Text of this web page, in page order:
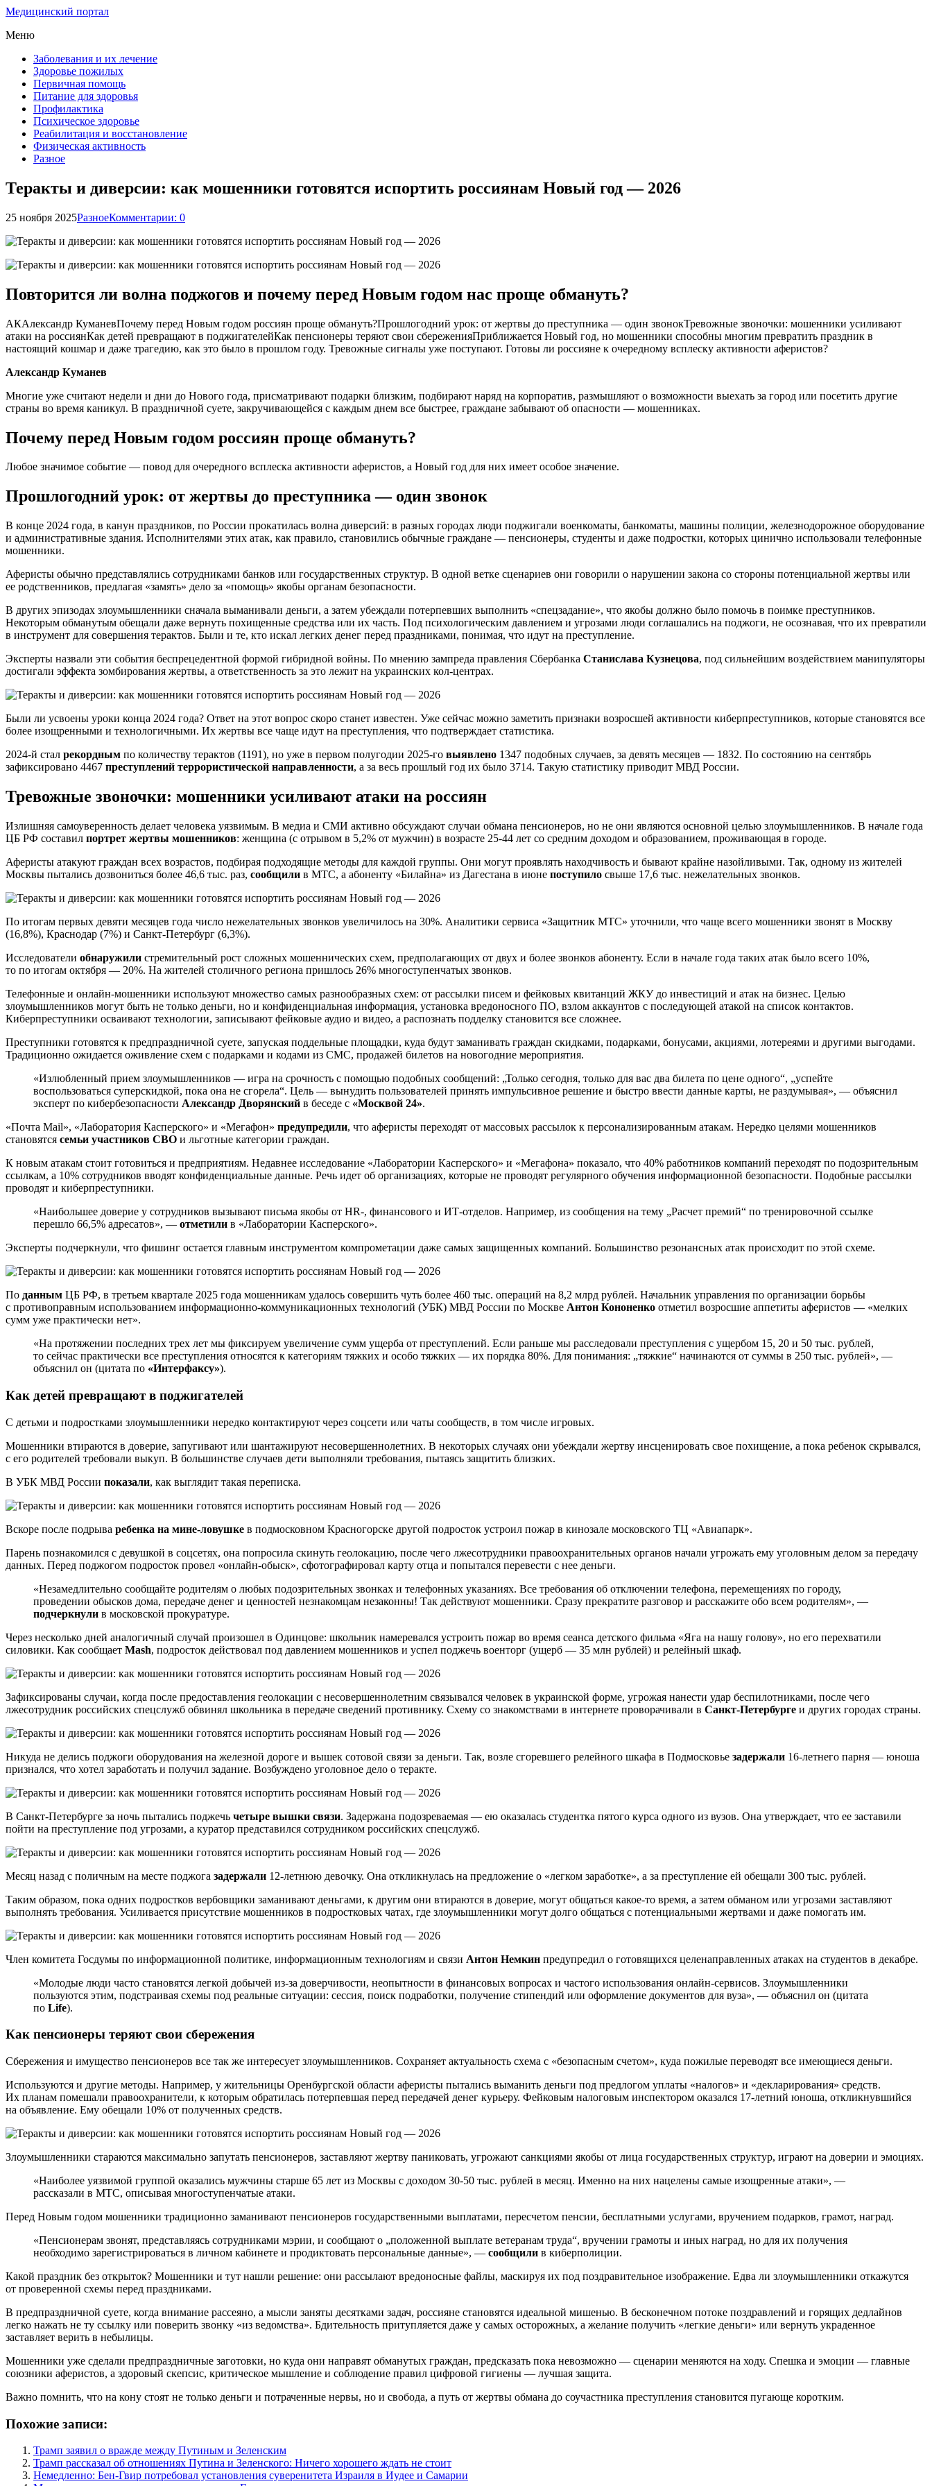
Медицинский портал
Меню
Заболевания и их лечение
Здоровье пожилых
Первичная помощь
Питание для здоровья
Профилактика
Психическое здоровье
Реабилитация и восстановление
Физическая активность
Разное
Теракты и диверсии: как мошенники готовятся испортить россиянам Новый год — 2026
25 ноября 2025РазноеКомментарии: 0
Повторится ли волна поджогов и почему перед Новым годом нас проще обмануть?
АКАлександр КуманевПочему перед Новым годом россиян проще обмануть?Прошлогодний урок: от жертвы до преступника — один звонокТревожные звоночки: мошенники усиливают
атаки на россиянКак детей превращают в поджигателейКак пенсионеры теряют свои сбереженияПриближается Новый год, но мошенники способны многим превратить праздник в
настоящий кошмар и даже трагедию, как это было в прошлом году. Тревожные сигналы уже поступают. Готовы ли россияне к очередному всплеску активности аферистов?
Александр Куманев
Многие уже считают недели и дни до Нового года, присматривают подарки близким, подбирают наряд на корпоратив, размышляют о возможности выехать за город или посетить другие
страны во время каникул. В праздничной суете, закручивающейся с каждым днем все быстрее, граждане забывают об опасности — мошенниках.
Почему перед Новым годом россиян проще обмануть?
Любое значимое событие — повод для очередного всплеска активности аферистов, а Новый год для них имеет особое значение.
Прошлогодний урок: от жертвы до преступника — один звонок
В конце 2024 года, в канун праздников, по России прокатилась волна диверсий: в разных городах люди поджигали военкоматы, банкоматы, машины полиции, железнодорожное оборудование
и административные здания. Исполнителями этих атак, как правило, становились обычные граждане — пенсионеры, студенты и даже подростки, которых цинично использовали телефонные
мошенники.
Аферисты обычно представлялись сотрудниками банков или государственных структур. В одной ветке сценариев они говорили о нарушении закона со стороны потенциальной жертвы или
ее родственников, предлагая «замять» дело за «помощь» якобы органам безопасности.
В других эпизодах злоумышленники сначала выманивали деньги, а затем убеждали потерпевших выполнить «спецзадание», что якобы должно было помочь в поимке преступников.
Некоторым обманутым обещали даже вернуть похищенные средства или их часть. Под психологическим давлением и угрозами люди соглашались на поджоги, не осознавая, что их превратили
в инструмент для совершения терактов. Были и те, кто искал легких денег перед праздниками, понимая, что идут на преступление.
Эксперты назвали эти события беспрецедентной формой гибридной войны. По мнению зампреда правления Сбербанка Станислава Кузнецова, под сильнейшим воздействием манипуляторы
достигали эффекта зомбирования жертвы, а ответственность за это лежит на украинских кол-центрах.
Были ли усвоены уроки конца 2024 года? Ответ на этот вопрос скоро станет известен. Уже сейчас можно заметить признаки возросшей активности киберпреступников, которые становятся все
более изощренными и технологичными. Их жертвы все чаще идут на преступления, что подтверждает статистика.
2024-й стал рекордным по количеству терактов (1191), но уже в первом полугодии 2025-го выявлено 1347 подобных случаев, за девять месяцев — 1832. По состоянию на сентябрь
зафиксировано 4467 преступлений террористической направленности, а за весь прошлый год их было 3714. Такую статистику приводит МВД России.
Тревожные звоночки: мошенники усиливают атаки на россиян
Излишняя самоуверенность делает человека уязвимым. В медиа и СМИ активно обсуждают случаи обмана пенсионеров, но не они являются основной целью злоумышленников. В начале года
ЦБ РФ составил портрет жертвы мошенников: женщина (с отрывом в 5,2% от мужчин) в возрасте 25-44 лет со средним доходом и образованием, проживающая в городе.
Аферисты атакуют граждан всех возрастов, подбирая подходящие методы для каждой группы. Они могут проявлять находчивость и бывают крайне назойливыми. Так, одному из жителей
Москвы пытались дозвониться более 46,6 тыс. раз, сообщили в МТС, а абоненту «Билайна» из Дагестана в июне поступило свыше 17,6 тыс. нежелательных звонков.
По итогам первых девяти месяцев года число нежелательных звонков увеличилось на 30%. Аналитики сервиса «Защитник МТС» уточнили, что чаще всего мошенники звонят в Москву
(16,8%), Краснодар (7%) и Санкт-Петербург (6,3%).
Исследователи обнаружили стремительный рост сложных мошеннических схем, предполагающих от двух и более звонков абоненту. Если в начале года таких атак было всего 10%,
то по итогам октября — 20%. На жителей столичного региона пришлось 26% многоступенчатых звонков.
Телефонные и онлайн-мошенники используют множество самых разнообразных схем: от рассылки писем и фейковых квитанций ЖКУ до инвестиций и атак на бизнес. Целью
злоумышленников могут быть не только деньги, но и конфиденциальная информация, установка вредоносного ПО, взлом аккаунтов с последующей атакой на список контактов.
Киберпреступники осваивают технологии, записывают фейковые аудио и видео, а распознать подделку становится все сложнее.
Преступники готовятся к предпраздничной суете, запуская поддельные площадки, куда будут заманивать граждан скидками, подарками, бонусами, акциями, лотереями и другими выгодами.
Традиционно ожидается оживление схем с подарками и кодами из СМС, продажей билетов на новогодние мероприятия.
«Излюбленный прием злоумышленников — игра на срочность с помощью подобных сообщений: „Только сегодня, только для вас два билета по цене одного“, „успейте
воспользоваться суперскидкой, пока она не сгорела“. Цель — вынудить пользователей принять импульсивное решение и быстро ввести данные карты, не раздумывая», — объяснил
эксперт по кибербезопасности Александр Дворянский в беседе с «Москвой 24».
«Почта Mail», «Лаборатория Касперского» и «Мегафон» предупредили, что аферисты переходят от массовых рассылок к персонализированным атакам. Нередко целями мошенников
становятся семьи участников СВО и льготные категории граждан.
К новым атакам стоит готовиться и предприятиям. Недавнее исследование «Лаборатории Касперского» и «Мегафона» показало, что 40% работников компаний переходят по подозрительным
ссылкам, а 10% сотрудников вводят конфиденциальные данные. Речь идет об организациях, которые не проводят регулярного обучения информационной безопасности. Подобные рассылки
проводят и киберпреступники.
«Наибольшее доверие у сотрудников вызывают письма якобы от HR-, финансового и ИТ-отделов. Например, из сообщения на тему „Расчет премий“ по тренировочной ссылке
перешло 66,5% адресатов», — отметили в «Лаборатории Касперского».
Эксперты подчеркнули, что фишинг остается главным инструментом компрометации даже самых защищенных компаний. Большинство резонансных атак происходит по этой схеме.
По данным ЦБ РФ, в третьем квартале 2025 года мошенникам удалось совершить чуть более 460 тыс. операций на 8,2 млрд рублей. Начальник управления по организации борьбы
с противоправным использованием информационно-коммуникационных технологий (УБК) МВД России по Москве Антон Кононенко отметил возросшие аппетиты аферистов — «мелких
сумм уже практически нет».
«На протяжении последних трех лет мы фиксируем увеличение сумм ущерба от преступлений. Если раньше мы расследовали преступления с ущербом 15, 20 и 50 тыс. рублей,
то сейчас практически все преступления относятся к категориям тяжких и особо тяжких — их порядка 80%. Для понимания: „тяжкие“ начинаются от суммы в 250 тыс. рублей», —
объяснил он (цитата по «Интерфаксу»).
Как детей превращают в поджигателей
С детьми и подростками злоумышленники нередко контактируют через соцсети или чаты сообществ, в том числе игровых.
Мошенники втираются в доверие, запугивают или шантажируют несовершеннолетних. В некоторых случаях они убеждали жертву инсценировать свое похищение, а пока ребенок скрывался,
с его родителей требовали выкуп. В большинстве случаев дети выполняли требования, пытаясь защитить близких.
В УБК МВД России показали, как выглядит такая переписка.
Вскоре после подрыва ребенка на мине-ловушке в подмосковном Красногорске другой подросток устроил пожар в кинозале московского ТЦ «Авиапарк».
Парень познакомился с девушкой в соцсетях, она попросила скинуть геолокацию, после чего лжесотрудники правоохранительных органов начали угрожать ему уголовным делом за передачу
данных. Перед поджогом подросток провел «онлайн-обыск», сфотографировал карту отца и попытался перевести с нее деньги.
«Незамедлительно сообщайте родителям о любых подозрительных звонках и телефонных указаниях. Все требования об отключении телефона, перемещениях по городу,
проведении обысков дома, передаче денег и ценностей незнакомцам незаконны! Так действуют мошенники. Сразу прекратите разговор и расскажите обо всем родителям», —
подчеркнули в московской прокуратуре.
Через несколько дней аналогичный случай произошел в Одинцове: школьник намеревался устроить пожар во время сеанса детского фильма «Яга на нашу голову», но его перехватили
силовики. Как сообщает Mash, подросток действовал под давлением мошенников и успел поджечь военторг (ущерб — 35 млн рублей) и релейный шкаф.
Зафиксированы случаи, когда после предоставления геолокации с несовершеннолетним связывался человек в украинской форме, угрожая нанести удар беспилотниками, после чего
лжесотрудник российских спецслужб обвинял школьника в передаче сведений противнику. Схему со знакомствами в интернете проворачивали в Санкт-Петербурге и других городах страны.
Никуда не делись поджоги оборудования на железной дороге и вышек сотовой связи за деньги. Так, возле сгоревшего релейного шкафа в Подмосковье задержали 16-летнего парня — юноша
признался, что хотел заработать и получил задание. Возбуждено уголовное дело о теракте.
В Санкт-Петербурге за ночь пытались поджечь четыре вышки связи. Задержана подозреваемая — ею оказалась студентка пятого курса одного из вузов. Она утверждает, что ее заставили
пойти на преступление под угрозами, а куратор представился сотрудником российских спецслужб.
Месяц назад с поличным на месте поджога задержали 12-летнюю девочку. Она откликнулась на предложение о «легком заработке», а за преступление ей обещали 300 тыс. рублей.
Таким образом, пока одних подростков вербовщики заманивают деньгами, к другим они втираются в доверие, могут общаться какое-то время, а затем обманом или угрозами заставляют
выполнять требования. Усиливается присутствие мошенников в подростковых чатах, где злоумышленники могут долго общаться с потенциальными жертвами и даже помогать им.
Член комитета Госдумы по информационной политике, информационным технологиям и связи Антон Немкин предупредил о готовящихся целенаправленных атаках на студентов в декабре.
«Молодые люди часто становятся легкой добычей из-за доверчивости, неопытности в финансовых вопросах и частого использования онлайн-сервисов. Злоумышленники
пользуются этим, подстраивая схемы под реальные ситуации: сессия, поиск подработки, получение стипендий или оформление документов для вуза», — объяснил он (цитата
по Life).
Как пенсионеры теряют свои сбережения
Сбережения и имущество пенсионеров все так же интересует злоумышленников. Сохраняет актуальность схема с «безопасным счетом», куда пожилые переводят все имеющиеся деньги.
Используются и другие методы. Например, у жительницы Оренбургской области аферисты пытались выманить деньги под предлогом уплаты «налогов» и «декларирования» средств.
Их планам помешали правоохранители, к которым обратилась потерпевшая перед передачей денег курьеру. Фейковым налоговым инспектором оказался 17-летний юноша, откликнувшийся
на объявление. Ему обещали 10% от полученных средств.
Злоумышленники стараются максимально запутать пенсионеров, заставляют жертву паниковать, угрожают санкциями якобы от лица государственных структур, играют на доверии и эмоциях.
«Наиболее уязвимой группой оказались мужчины старше 65 лет из Москвы с доходом 30-50 тыс. рублей в месяц. Именно на них нацелены самые изощренные атаки», —
рассказали в МТС, описывая многоступенчатые атаки.
Перед Новым годом мошенники традиционно заманивают пенсионеров государственными выплатами, пересчетом пенсии, бесплатными услугами, вручением подарков, грамот, наград.
«Пенсионерам звонят, представляясь сотрудниками мэрии, и сообщают о „положенной выплате ветеранам труда“, вручении грамоты и иных наград, но для их получения
необходимо зарегистрироваться в личном кабинете и продиктовать персональные данные», — сообщили в киберполиции.
Какой праздник без открыток? Мошенники и тут нашли решение: они рассылают вредоносные файлы, маскируя их под поздравительное изображение. Едва ли злоумышленники откажутся
от проверенной схемы перед праздниками.
В предпраздничной суете, когда внимание рассеяно, а мысли заняты десятками задач, россияне становятся идеальной мишенью. В бесконечном потоке поздравлений и горящих дедлайнов
легко нажать не ту ссылку или поверить звонку «из ведомства». Бдительность притупляется даже у самых осторожных, а желание получить «легкие деньги» или вернуть украденное
заставляет верить в небылицы.
Мошенники уже сделали предпраздничные заготовки, но куда они направят обманутых граждан, предсказать пока невозможно — сценарии меняются на ходу. Спешка и эмоции — главные
союзники аферистов, а здоровый скепсис, критическое мышление и соблюдение правил цифровой гигиены — лучшая защита.
Важно помнить, что на кону стоят не только деньги и потраченные нервы, но и свобода, а путь от жертвы обмана до соучастника преступления становится пугающе коротким.
Похожие записи:
Трамп заявил о вражде между Путиным и Зеленским
Трамп рассказал об отношениях Путина и Зеленского: Ничего хорошего ждать не стоит
Немедленно: Бен-Гвир потребовал установления суверенитета Израиля в Иудее и Самарии